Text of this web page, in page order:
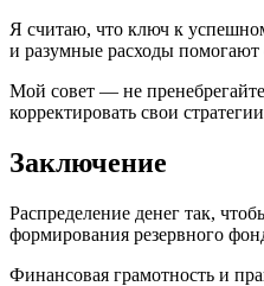
Я считаю, что ключ к
и разумные расходы
Мой совет — не
корректировать свои
Заключение
Распределение денег так,
формирования резервного
Финансовая грамотность и